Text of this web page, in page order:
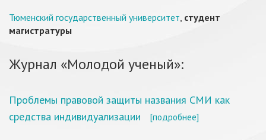
Тюменский государственный университет, студент
магистратуры
Журнал «Молодой ученый»:
Проблемы правовой защиты названия СМИ как
средства индивидуализации
[подробнее]